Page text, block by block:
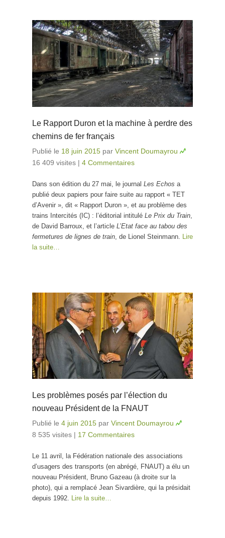
Le Rapport Duron et la machine à perdre des
chemins de fer français
Publié le 18 juin 2015 par Vincent Doumayrou
16 409 visites | 4 Commentaires
Dans son édition du 27 mai, le journal Les Echos a
publié deux papiers pour faire suite au rapport « TET
d’Avenir », dit « Rapport Duron », et au problème des
trains Intercités (IC) : l’éditorial intitulé Le Prix du Train
de David Barroux, et l’article L’Etat face au tabou des
fermetures de lignes de train , de Lionel Steinmann. Lire
la suite…
Les problèmes posés par l’élection du
nouveau Président de la FNAUT
Publié le 4 juin 2015 par Vincent Doumayrou
8 535 visites | 17 Commentaires
Le 11 avril, la Fédération nationale des associations
d’usagers des transports (en abrégé, FNAUT) a élu un
nouveau Président, Bruno Gazeau (à droite sur la
photo), qui a remplacé Jean Sivardière, qui la présidait
depuis 1992. Lire la suite…